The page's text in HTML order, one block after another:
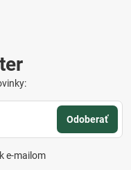
Odoberať
e-mailom